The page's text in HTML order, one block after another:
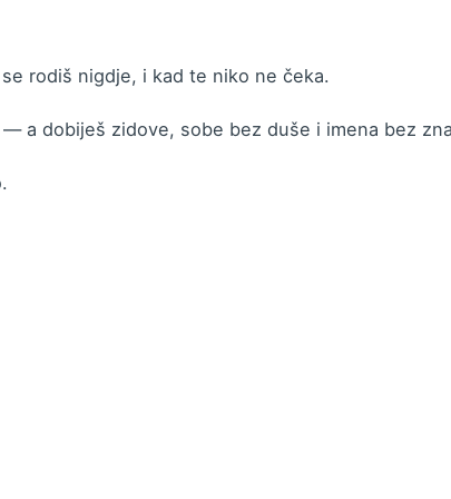
rodiš nigdje, i kad te niko ne čeka.
a dobiješ zidove, sobe bez duše i imena bez